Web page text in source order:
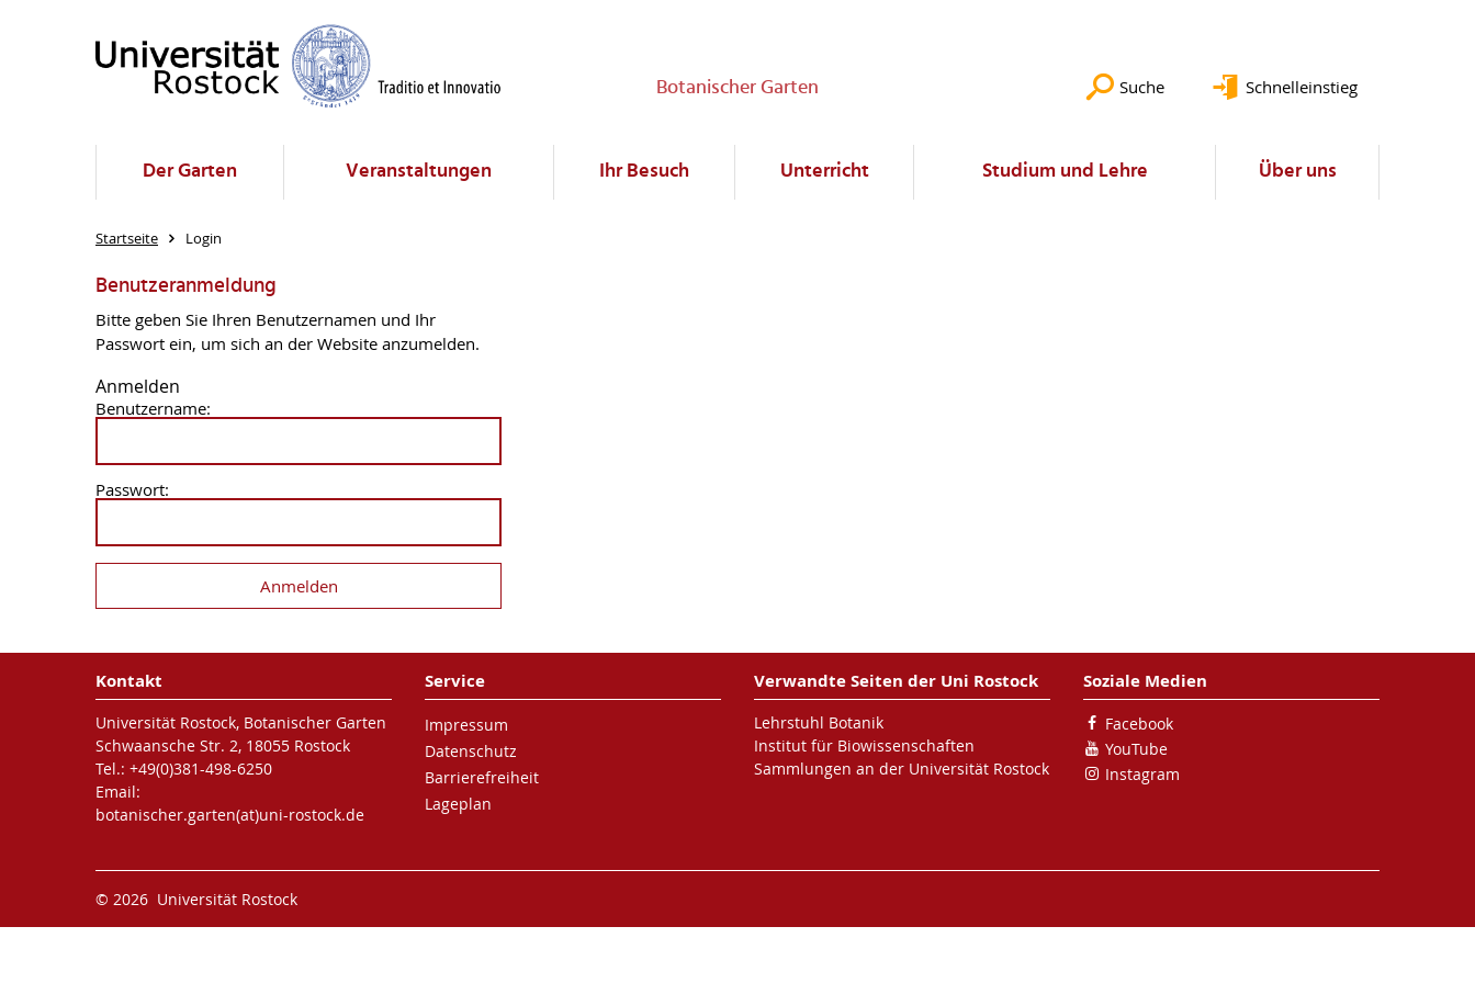
Botanischer Garten Suche Schnelleinstieg
Der Garten Veranstaltungen Ihr Besuch Unterricht Studium und Lehre Über uns
Startseite Login
Benutzeranmeldung
Bitte geben Sie Ihren Benutzernamen und Ihr
Passwort ein, um sich an der Website anzumelden.
Anmelden
Benutzername:
Passwort:
Kontakt
Universität Rostock, Botanischer Garten
Schwaansche Str. 2, 18055 Rostock
Tel.: +49(0)381-498-6250
Email:
botanischer.garten(at)uni-rostock.de
Service
Impressum
Datenschutz
Barrierefreiheit
Lageplan
Verwandte Seiten der Uni Rostock
Lehrstuhl Botanik
Institut für Biowissenschaften
Sammlungen an der Universität Rostock
Soziale Medien
Facebook
YouTube
Instagram
© 2026 Universität Rostock